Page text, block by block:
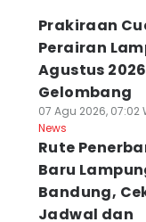
Prakiraan
Perairan
Agustus
Gelombang
07 Agu 2026, 07:02
News
Rute
Baru
Bandung,
Jadwal dan